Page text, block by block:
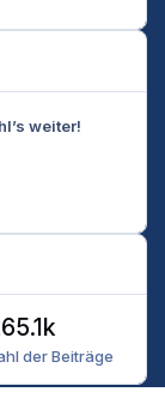
weiter!
der Beiträge